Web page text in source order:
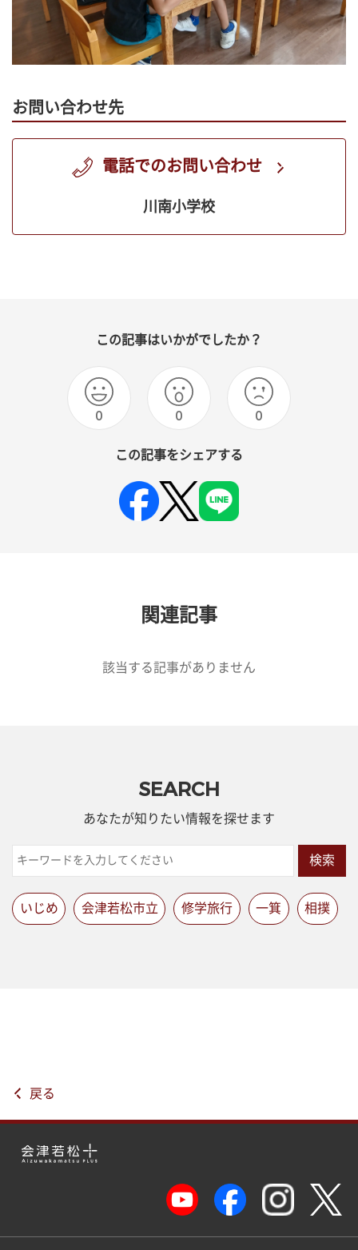
お問い合わせ先
電話でのお問い合わせ
川南小学校
この記事はいかがでしたか？
0 0 0
この記事をシェアする
関連記事
該当する記事がありません
SEARCH
あなたが知りたい情報を探せます
検索
いじめ 会津若松市立 修学旅行 一箕 相撲
戻る